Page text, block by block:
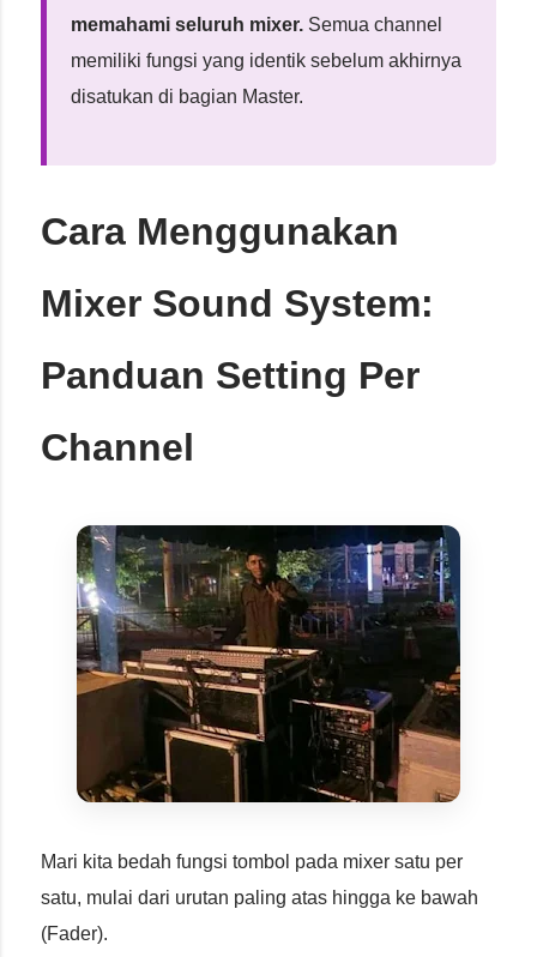
memahami seluruh mixer. Semua channel
memiliki fungsi yang identik sebelum akhirnya
disatukan di bagian Master.
Cara Menggunakan
Mixer Sound System:
Panduan Setting Per
Channel
Mari kita bedah fungsi tombol pada mixer satu per
satu, mulai dari urutan paling atas hingga ke bawah
(Fader).